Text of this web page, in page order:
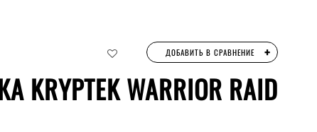
ДОБАВИТЬ В СРАВНЕНИЕ +
KRYPTEK WARRIOR RAID